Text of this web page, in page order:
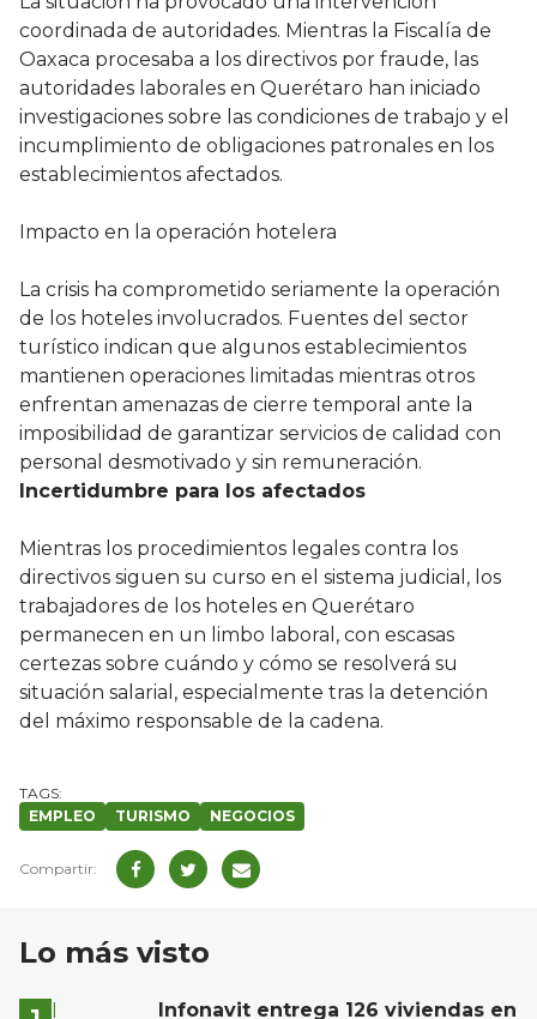
coordinada de autoridades. Mientras la Fiscalía de
Oaxaca procesaba a los directivos por fraude, las
autoridades laborales en Querétaro han iniciado
investigaciones sobre las condiciones de trabajo y el
incumplimiento de obligaciones patronales en los
establecimientos afectados.
Impacto en la operación hotelera
La crisis ha comprometido seriamente la operación
de los hoteles involucrados. Fuentes del sector
turístico indican que algunos establecimientos
mantienen operaciones limitadas mientras otros
enfrentan amenazas de cierre temporal ante la
imposibilidad de garantizar servicios de calidad con
personal desmotivado y sin remuneración.
Incertidumbre para los afectados
Mientras los procedimientos legales contra los
directivos siguen su curso en el sistema judicial, los
trabajadores de los hoteles en Querétaro
permanecen en un limbo laboral, con escasas
certezas sobre cuándo y cómo se resolverá su
situación salarial, especialmente tras la detención
del máximo responsable de la cadena.
EMPLEO TURISMO NEGOCIOS
Lo más visto
Infonavit entrega 126 viviendas en